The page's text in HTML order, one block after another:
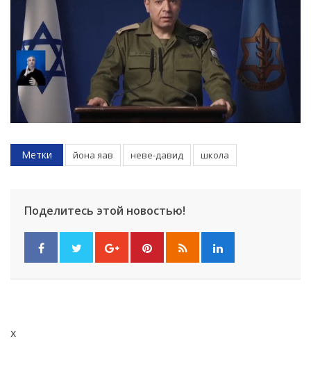
Метки йона яав неве-давид школа
Поделитесь этой новостью!
x